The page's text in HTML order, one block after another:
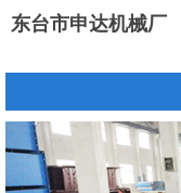
东台市申达机械厂